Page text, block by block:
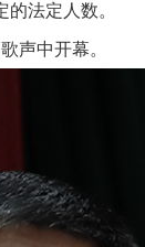
法定人数。
声中开幕。